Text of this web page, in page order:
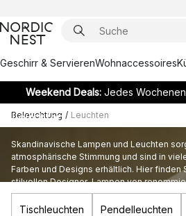
Geschirr & ServierenWohnaccessoires
Weekend Deals:Jedes
Beleuchtung / Leuchten
Leuchten
Skandinavische Lampen und Leuchten
atmosphärische Stimmung und sind in
Farben und Designs erhältlich. Hier finden
stilvollen Designer-Lampen von
Skandinavien.
Tischleuchten Pendelleuchten